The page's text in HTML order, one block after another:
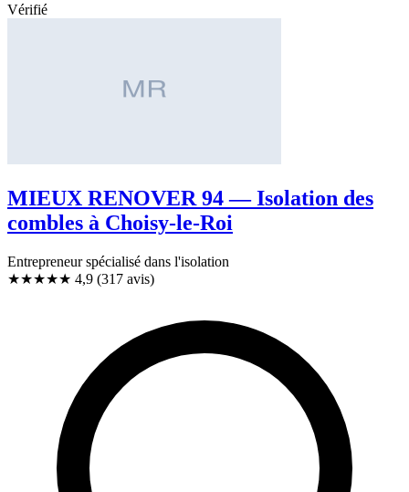
Vérifié
MIEUX RENOVER 94 — Isolation des
combles à Choisy-le-Roi
Entrepreneur spécialisé dans l'isolation
★★★★★ 4,9 (317 avis)